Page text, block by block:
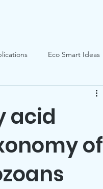
Eco Smart Ideas
Posters
acid
of